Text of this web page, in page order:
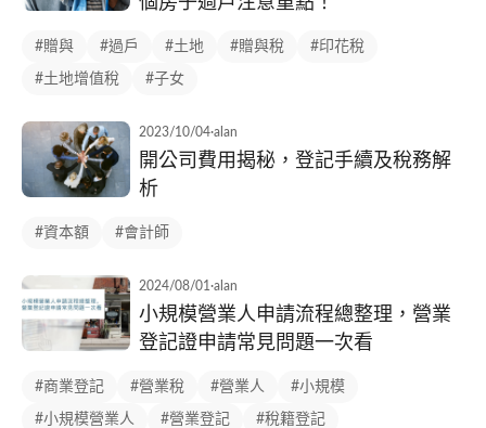
#贈與 #過戶 #土地 #贈與稅 #印花稅
#土地增值稅 #子女
2023/10/04·alan
開公司費用揭秘，登記手續及稅務解
析
#資本額 #會計師
2024/08/01 ·alan
小規模營業人申請流程總整理，營業
登記證申請常見問題一次看
#商業登記 #營業稅 #營業人 #小規模
#小規模營業人 #營業登記 #稅籍登記